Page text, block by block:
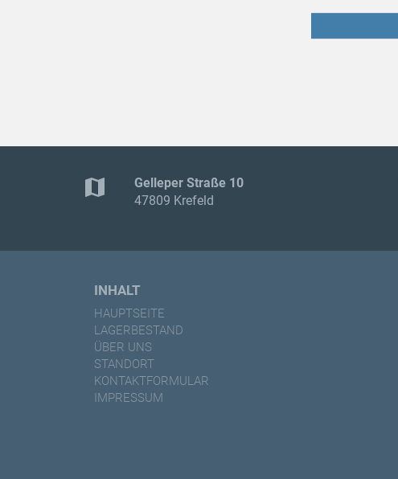
map
Gelleper Straße 10
47809 Krefeld
INHALT
HAUPTSEITE
LAGERBESTAND
ÜBER UNS
STANDORT
KONTAKTFORMULAR
IMPRESSUM